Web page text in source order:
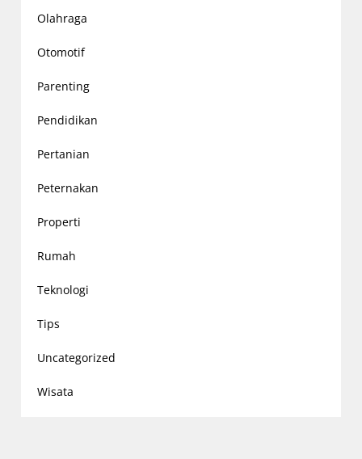
Olahraga
Otomotif
Parenting
Pendidikan
Pertanian
Peternakan
Properti
Rumah
Teknologi
Tips
Uncategorized
Wisata